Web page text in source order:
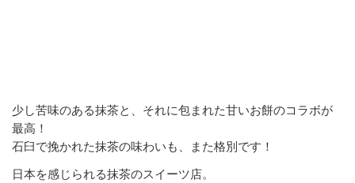
少し苦味のある抹茶と、それに包まれた甘いお餅のコラボが
最高！
石臼で挽かれた抹茶の味わいも、また格別です！
日本を感じられる抹茶のスイーツ店。